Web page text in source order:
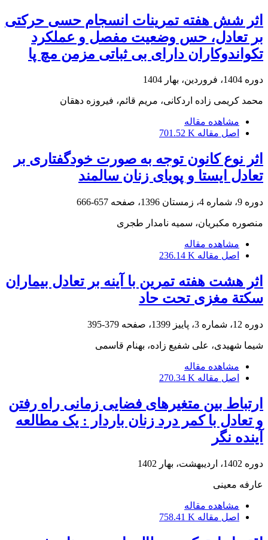
اثر شش هفته تمرینات انسجام حسی حرکتی
بر تعادل، حس وضعیت مفصل و عملکرد
تکواندوکاران دارای بی ثباتی مزمن مچ پا
دوره 1404، فروردین، بهار 1404
محمد کریمی زاده اردکانی، مریم قائم، فیروزه دهقان
مشاهده مقاله
اصل مقاله 701.52 K
اثر نوع کانون توجه به صورت خودگفتاری بر
تعادل ایستا و پویای زنان سالمند
دوره 9، شماره 4، زمستان 1396، صفحه 657-666
منصوره مکبریان، سمیه نامدار طجری
مشاهده مقاله
اصل مقاله 236.14 K
اثر هشت هفته تمرین با آینه بر تعادل بیماران
سکتة مغزی تحت حاد
دوره 12، شماره 3، پاییز 1399، صفحه 379-395
شیما شهیدی، علی شفیع زاده، بهنام قاسمی
مشاهده مقاله
اصل مقاله 270.34 K
ارتباط بین متغیرهای فضایی زمانی راه رفتن
و تعادل با کمر درد زنان باردار : یک مطالعه
آینده نگر
دوره 1402، اردیبهشت، بهار 1402
عارفه معینی
مشاهده مقاله
اصل مقاله 758.41 K